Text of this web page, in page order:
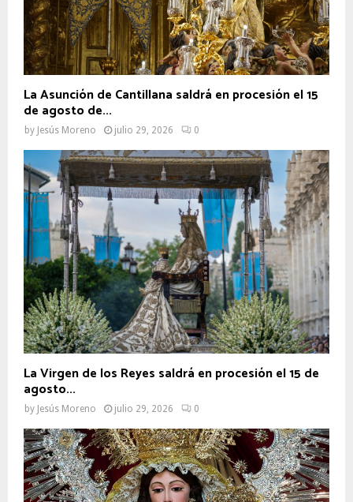
La Asunción de Cantillana saldrá en procesión el 15
de agosto de...
by Jesús Moreno julio 29, 2026 0
La Virgen de los Reyes saldrá en procesión el 15 de
agosto...
by Jesús Moreno julio 29, 2026 0